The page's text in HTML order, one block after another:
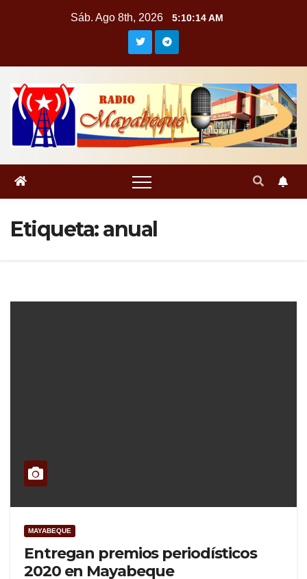
Sáb. Ago 8th, 2026 5:10:15 AM
Etiqueta:anual
MAYABEQUE
Entregan premios periodísticos
2020 en Mayabeque